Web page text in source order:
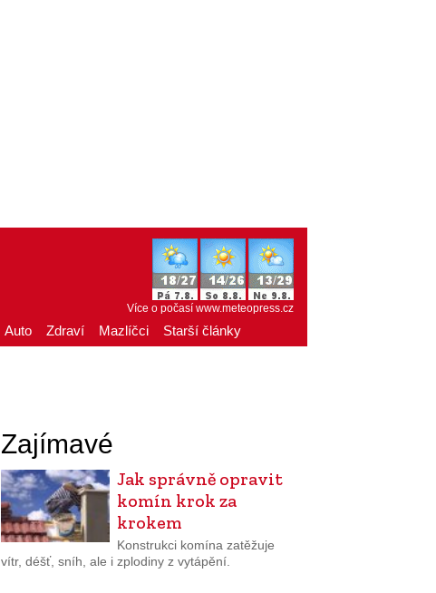
Více o počasí www.meteopress.cz
Auto Zdraví Mazlíčci Starší články
Zajímavé
Jak správně opravit
komín krok za
krokem
Konstrukci komína zatěžuje
vítr, déšť, sníh, ale i zplodiny z vytápění.